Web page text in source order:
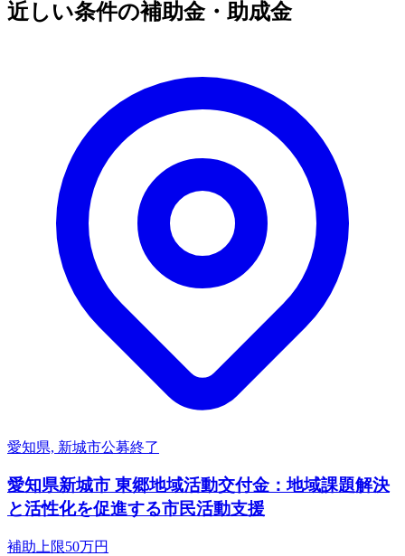
近しい条件の補助金・助成金
愛知県, 新城市公募終了
愛知県新城市 東郷地域活動交付金：地域課題解決
と活性化を促進する市民活動支援
補助上限50万円